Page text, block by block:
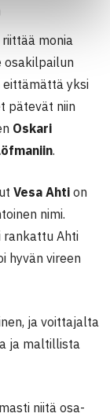
monia
osakilpailun
eittämättä yksi
pätevät niin
Oskari
.
Vesa Ahti on
nimi.
Ahti
hyvän vireen
ja voittajalta
ja maltillista
niitä osa-